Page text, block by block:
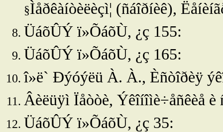
§Ìåðêàíòèëèçì¦ (ñáîðíèê),
ÜáõÛÝ ï»ÕáõÙ, ¿ç 155:
ÜáõÛÝ ï»ÕáõÙ, ¿ç 165:
î»ë` Ðýóýëü À. À., Èñòîðèÿ
Âèëüÿì Ïåòòè, Ýêîíîìè÷åñêèå è
ÜáõÛÝ ï»ÕáõÙ, ¿ç 35: